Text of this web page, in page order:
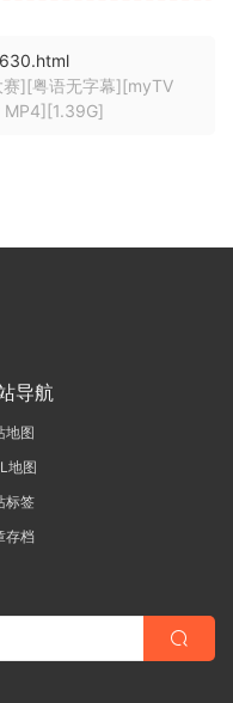
][粤语无字幕][myTV
MP4][1.39G]
导航
地图
地图
标签
存档